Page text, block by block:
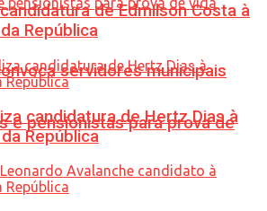
servidores municipais
e pensionistas para prova de
de Edmilson Costa à
República
candidatura de Hertz Dias à
República